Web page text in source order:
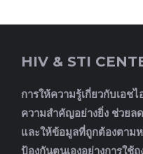
HIV & STI
การให้ความรู้เกี่ยวกับเอช
ความสำคัญอย่างยิ่ง ช่วยล
และให้ข้อมูลที่ถูกต้องตาม
ป้องกันตนเองอย่างการใช้